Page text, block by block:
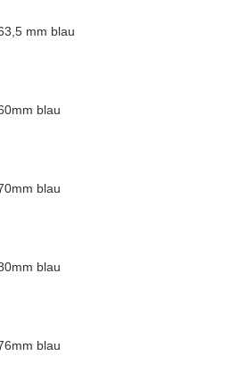
mm blau
blau
blau
blau
blau